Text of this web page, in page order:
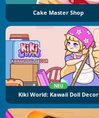
Cake Master Shop
NEU
Kiki World: Kawaii Doll Decor